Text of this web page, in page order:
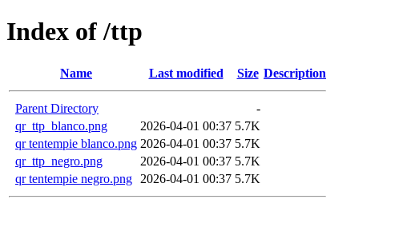
Index of /ttp
Name Last modified Size Description
Parent Directory
-
qr_ttp_blanco.png
2026-04-01 00:37 5.7K
qr tentempie blanco.png 2026-04-01 00:37 5.7K
qr_ttp_negro.png
2026-04-01 00:37 5.7K
qr tentempie negro.png
2026-04-01 00:37 5.7K